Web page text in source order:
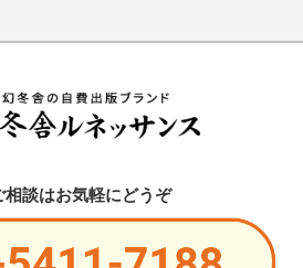
相談はお気軽にどうぞ